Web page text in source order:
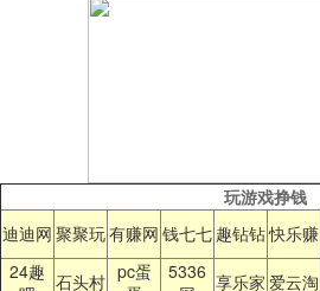
玩游戏挣钱
迪迪网 聚聚玩有赚网 钱七七 趣钻钻快乐赚
24趣 石头村 pc蛋
5336 享乐家 爱云淘